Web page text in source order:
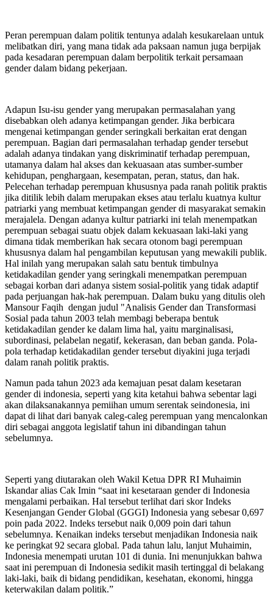
Peran perempuan dalam politik tentunya adalah kesukarelaan untuk
melibatkan diri, yang mana tidak ada paksaan namun juga berpijak
pada kesadaran perempuan dalam berpolitik terkait persamaan
gender dalam bidang pekerjaan.
Adapun Isu-isu gender yang merupakan permasalahan yang
disebabkan oleh adanya ketimpangan gender. Jika berbicara
mengenai ketimpangan gender seringkali berkaitan erat dengan
perempuan. Bagian dari permasalahan terhadap gender tersebut
adalah adanya tindakan yang diskriminatif terhadap perempuan,
utamanya dalam hal akses dan kekuasaan atas sumber-sumber
kehidupan, penghargaan, kesempatan, peran, status, dan hak.
Pelecehan terhadap perempuan khususnya pada ranah politik praktis
jika ditilik lebih dalam merupakan ekses atau terlalu kuatnya kultur
patriarki yang membuat ketimpangan gender di masyarakat semakin
merajalela. Dengan adanya kultur patriarki ini telah menempatkan
perempuan sebagai suatu objek dalam kekuasaan laki-laki yang
dimana tidak memberikan hak secara otonom bagi perempuan
khususnya dalam hal pengambilan keputusan yang mewakili publik.
Hal inilah yang merupakan salah satu bentuk timbulnya
ketidakadilan gender yang seringkali menempatkan perempuan
sebagai korban dari adanya sistem sosial-politik yang tidak adaptif
pada perjuangan hak-hak perempuan. Dalam buku yang ditulis oleh
Mansour Faqih dengan judul "Analisis Gender dan Transformasi
Sosial pada tahun 2003 telah membagi beberapa bentuk
ketidakadilan gender ke dalam lima hal, yaitu marginalisasi,
subordinasi, pelabelan negatif, kekerasan, dan beban ganda. Pola-
pola terhadap ketidakadilan gender tersebut diyakini juga terjadi
dalam ranah politik praktis.
Namun pada tahun 2023 ada kemajuan pesat dalam kesetaran
gender di indonesia, seperti yang kita ketahui bahwa sebentar lagi
akan dilaksanakannya pemiihan umum serentak seindonesia, ini
dapat di lihat dari banyak caleg-caleg perempuan yang mencalonkan
diri sebagai anggota legislatif tahun ini dibandingan tahun
sebelumnya.
Seperti yang diutarakan oleh Wakil Ketua DPR RI Muhaimin
Iskandar alias Cak Imin “saat ini kesetaraan gender di Indonesia
mengalami perbaikan. Hal tersebut terlihat dari skor Indeks
Kesenjangan Gender Global (GGGI) Indonesia yang sebesar 0,697
poin pada 2022. Indeks tersebut naik 0,009 poin dari tahun
sebelumnya. Kenaikan indeks tersebut menjadikan Indonesia naik
ke peringkat 92 secara global. Pada tahun lalu, lanjut Muhaimin,
Indonesia menempati urutan 101 di dunia. Ini menunjukkan bahwa
saat ini perempuan di Indonesia sedikit masih tertinggal di belakang
laki-laki, baik di bidang pendidikan, kesehatan, ekonomi, hingga
keterwakilan dalam politik.”